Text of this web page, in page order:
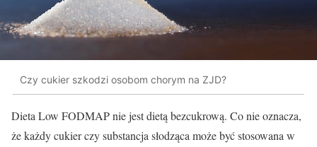
Czy cukier szkodzi osobom chorym na ZJD?
Dieta Low FODMAP nie jest dietą bezcukrową. Co nie oznacza,
że każdy cukier czy substancja słodząca może być stosowana w